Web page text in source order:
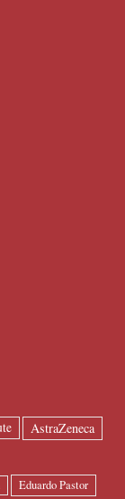
AstraZeneca
Eduardo Pastor